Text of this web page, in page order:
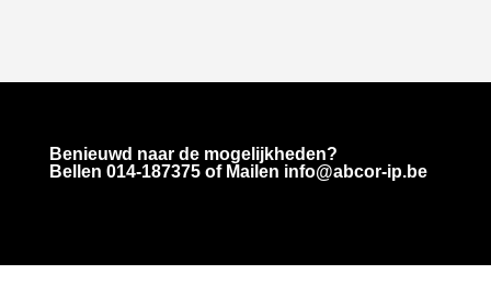
Benieuwd naar de mogelijkheden?
Bellen 014-187375 of Mailen info@abcor-ip.be